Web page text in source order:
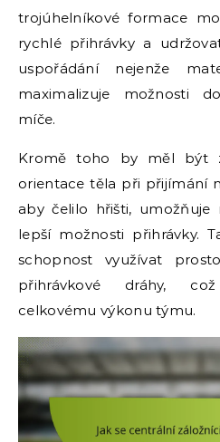
trojúhelníkové formace
rychlé přihrávky a
uspořádání nejenže
maximalizuje možnosti
míče.
Kromě toho by měl být
orientace těla při přijímání
aby čelilo hřišti, umožňuje
lepší možnosti přihrávky.
schopnost využívat
přihrávkové dráhy,
celkovému výkonu týmu.